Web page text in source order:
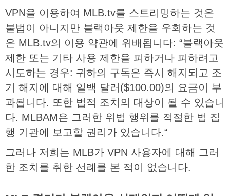
VPN을 이용하여 MLB.tv를 스트리밍하는 것은
불법이
아니지만 블랙아웃 제한을 우회하는 것
은 MLB.tv의 이용 약관에 위배됩니다: “블랙아웃
제한 또는 기타 사용 제한을 피하거나 피하려고
시도하는 경우: 귀하의 구독은 즉시 해지되고 조
기
해지에 대해 일백 달러 ($100.00)의 요금이
부
과됩니다. 또한 법적 조치의 대상이 될 수 있습니
다. MLBAM은 그러한 위법 행위를 적절한 법 집
행 기관에 보고할 권리가 있습니다.“
그러나 저희는 MLB가 VPN 사용자에 대해 그러
한 조치를 취한 선례를 본 적이 없습니다.